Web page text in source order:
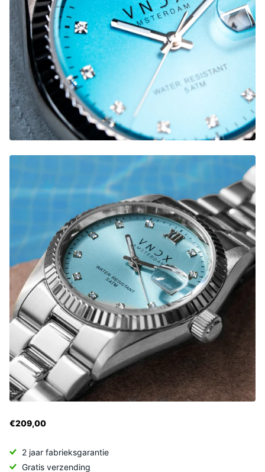
€209,00
2 jaar fabrieksgarantie
Gratis verzending